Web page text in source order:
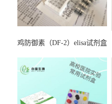
鸡防御素（DF-2）elisa试剂盒